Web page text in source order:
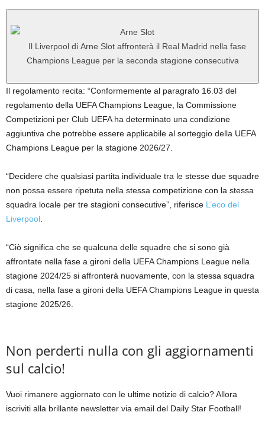
Il Liverpool di Arne Slot affronterà il Real Madrid nella fase
Champions League per la seconda stagione consecutiva
Il regolamento recita: “Conformemente al paragrafo 16.03 del
regolamento della UEFA Champions League, la Commissione
Competizioni per Club UEFA ha determinato una condizione
aggiuntiva che potrebbe essere applicabile al sorteggio della UEFA
Champions League per la stagione 2026/27.
“Decidere che qualsiasi partita individuale tra le stesse due squadre
non possa essere ripetuta nella stessa competizione con la stessa
squadra locale per tre stagioni consecutive”, riferisce L’eco del
Liverpool
“Ciò significa che se qualcuna delle squadre che si sono già
affrontate nella fase a gironi della UEFA Champions League nella
stagione 2024/25 si affronterà nuovamente, con la stessa squadra
di casa, nella fase a gironi della UEFA Champions League in questa
stagione 2025/26.
Non perderti nulla con gli aggiornamenti
sul calcio!
Vuoi rimanere aggiornato con le ultime notizie di calcio? Allora
iscriviti alla brillante newsletter via email del Daily Star Football!